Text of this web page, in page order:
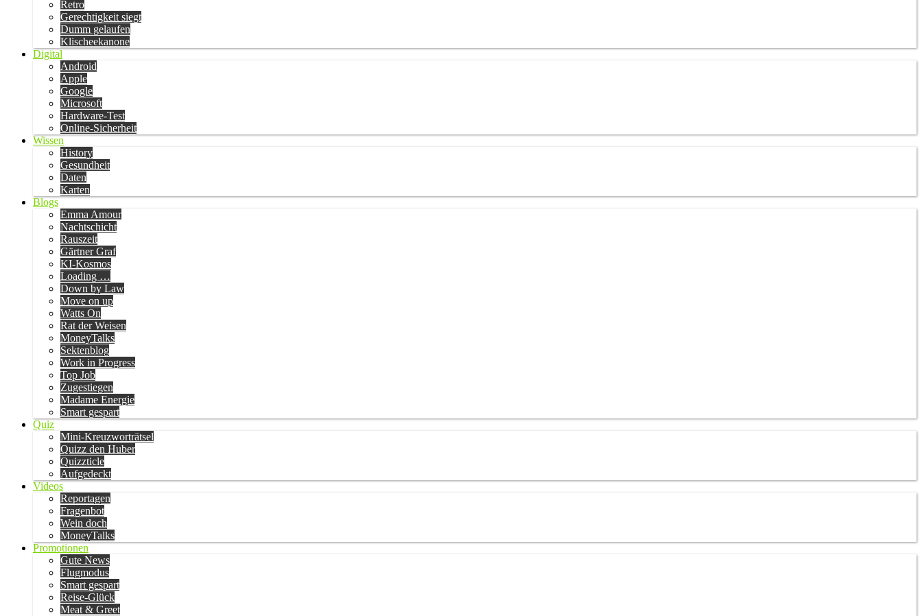
Retro
Gerechtigkeit siegt
Dumm gelaufen
Klischeekanone
Digital
Android
Apple
Google
Microsoft
Hardware-Test
Online-Sicherheit
Wissen
History
Gesundheit
Daten
Karten
Blogs
Emma Amour
Nachtschicht
Rauszeit
Gärtner Graf
KI-Kosmos
Loading …
Down by Law
Move on up
Watts On
Rat der Weisen
MoneyTalks
Sektenblog
Work in Progress
Top Job
Zugestiegen
Madame Energie
Smart gespart
Quiz
Mini-Kreuzworträtsel
Quizz den Huber
Quizzticle
Aufgedeckt
Videos
Reportagen
Fragenbot
Wein doch
MoneyTalks
Promotionen
Gute News
Flugmodus
Smart gespart
Reise-Glück
Meat & Greet